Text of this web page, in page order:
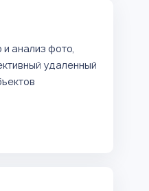
анализ фото,
удаленный